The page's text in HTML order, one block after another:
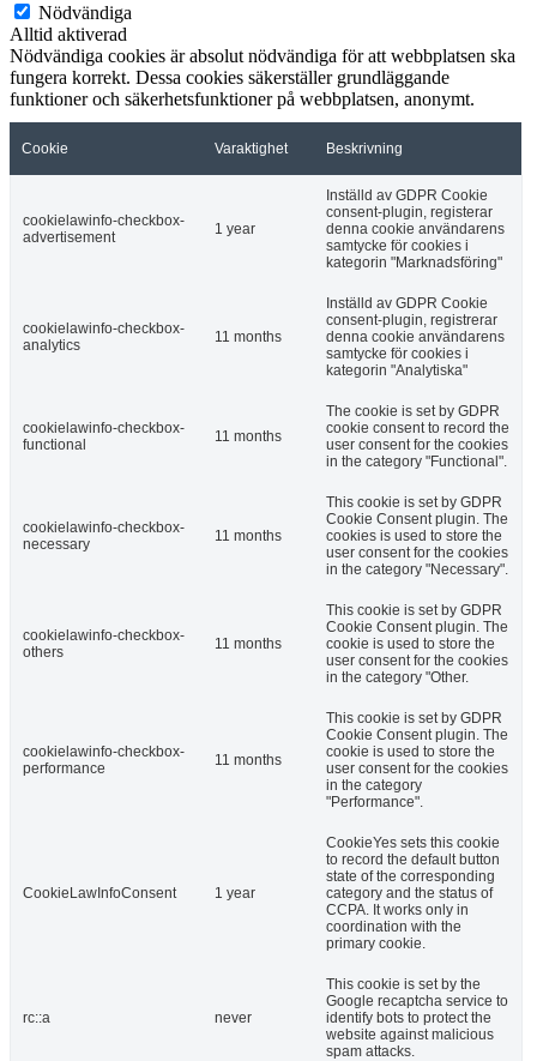
Nödvändiga
Alltid aktiverad
Nödvändiga cookies är absolut nödvändiga för att webbplatsen ska
fungera korrekt. Dessa cookies säkerställer grundläggande
funktioner och säkerhetsfunktioner på webbplatsen, anonymt.
Cookie Varaktighet Beskrivning
cookielawinfo-checkbox-
advertisement
1 year
Inställd av GDPR Cookie
consent-plugin, registerar
denna cookie användarens
samtycke för cookies i
kategorin "Marknadsföring"
cookielawinfo-checkbox-
analytics
11 months
Inställd av GDPR Cookie
consent-plugin, registrerar
denna cookie användarens
samtycke för cookies i
kategorin "Analytiska"
cookielawinfo-checkbox-
functional
11 months
The cookie is set by GDPR
cookie consent to record the
user consent for the cookies
in the category "Functional".
cookielawinfo-checkbox-
necessary
11 months
This cookie is set by GDPR
Cookie Consent plugin. The
cookies is used to store the
user consent for the cookies
in the category "Necessary".
cookielawinfo-checkbox-
others
11 months
This cookie is set by GDPR
Cookie Consent plugin. The
cookie is used to store the
user consent for the cookies
in the category "Other.
cookielawinfo-checkbox-
performance
11 months
This cookie is set by GDPR
Cookie Consent plugin. The
cookie is used to store the
user consent for the cookies
in the category
"Performance".
CookieLawInfoConsent 1 year
CookieYes sets this cookie
to record the default button
state of the corresponding
category and the status of
CCPA. It works only in
coordination with the
primary cookie.
rc::a never
This cookie is set by the
Google recaptcha service to
identify bots to protect the
website against malicious
spam attacks.